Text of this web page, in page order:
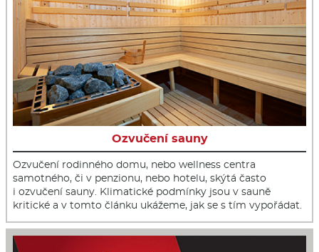
Ozvučení sauny
Ozvučení rodinného domu, nebo wellness centra
samotného, či v penzionu, nebo hotelu, skýtá často
i ozvučení sauny. Klimatické podmínky jsou v sauně
kritické a v tomto článku ukážeme, jak se s tím vypořádat.